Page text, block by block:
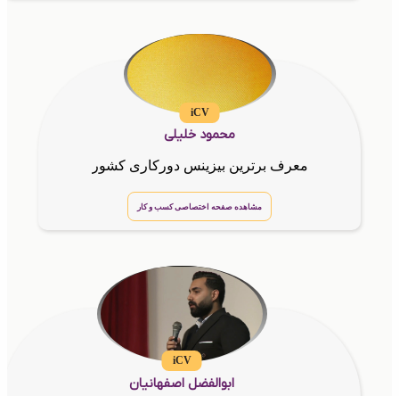
iCV
محمود خلیلی
معرف برترین بیزینس دورکاری کشور
مشاهده صفحه اختصاصی کسب و کار
iCV
ابوالفضل اصفهانیان